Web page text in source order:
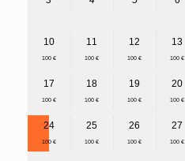
10
100 €
11
100 €
12
100 €
13
100 €
17
100 €
18
100 €
19
100 €
20
100 €
24
100 €
25
100 €
26
100 €
27
100 €